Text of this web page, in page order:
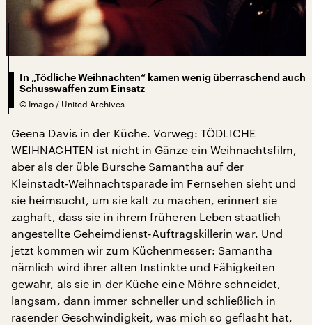
In „Tödliche Weihnachten“ kamen wenig überraschend auch
Schusswaffen zum Einsatz
© Imago / United Archives
Geena Davis in der Küche. Vorweg: TÖDLICHE
WEIHNACHTEN ist nicht in Gänze ein Weihnachtsfilm,
aber als der üble Bursche Samantha auf der
Kleinstadt-Weihnachtsparade im Fernsehen sieht und
sie heimsucht, um sie kalt zu machen, erinnert sie
zaghaft, dass sie in ihrem früheren Leben staatlich
angestellte Geheimdienst-Auftragskillerin war. Und
jetzt kommen wir zum Küchenmesser: Samantha
nämlich wird ihrer alten Instinkte und Fähigkeiten
gewahr, als sie in der Küche eine Möhre schneidet,
langsam, dann immer schneller und schließlich in
rasender Geschwindigkeit, was mich so geflasht hat,